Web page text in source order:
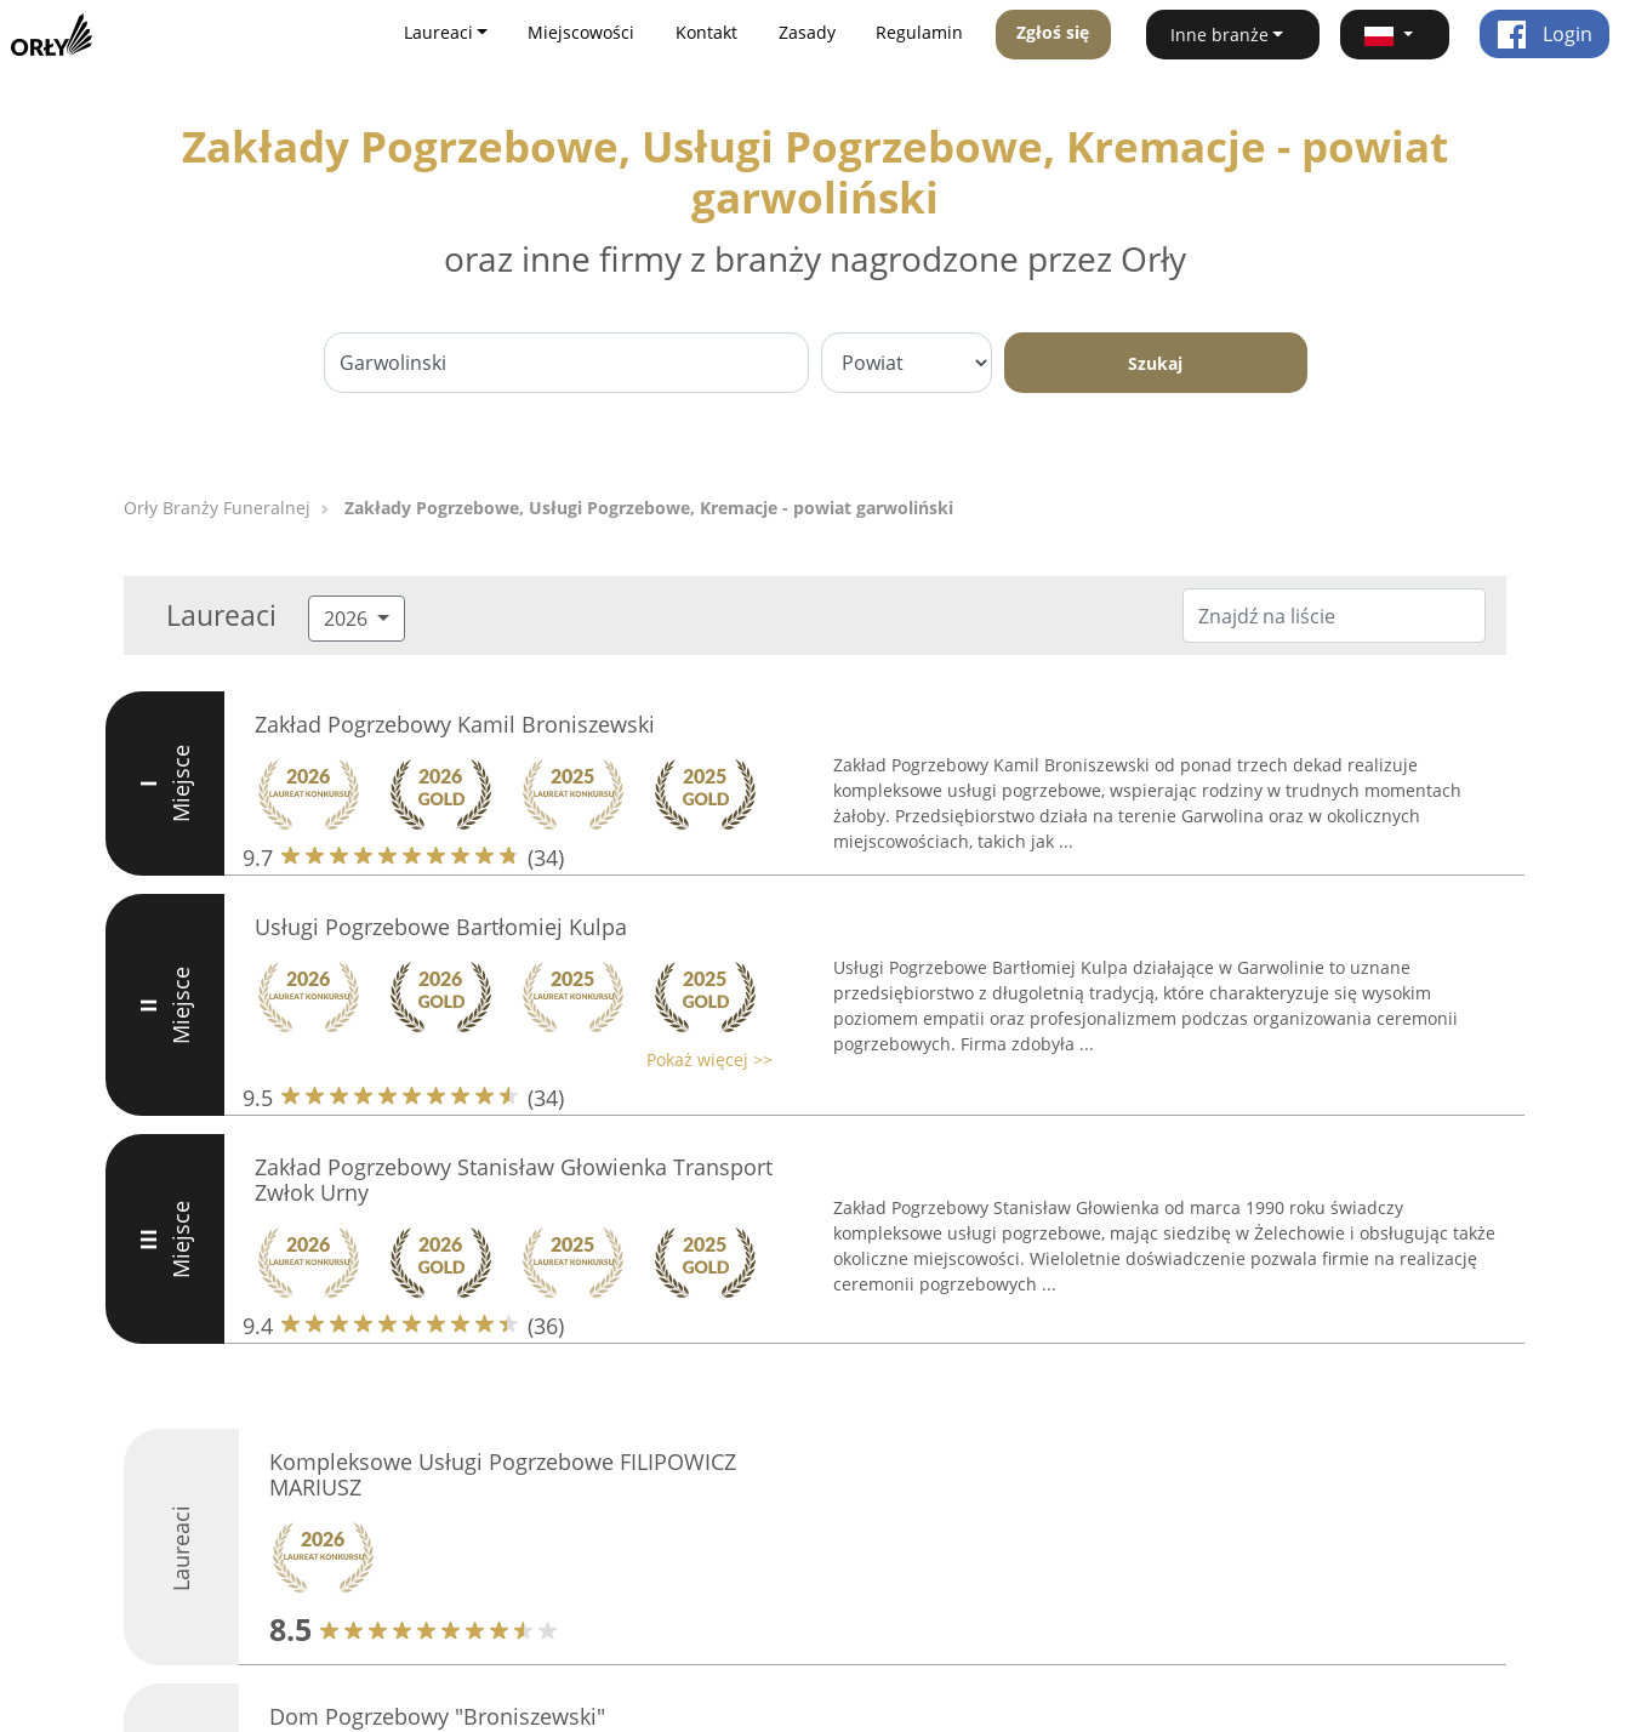
Laureaci Miejscowości Kontakt Zasady Regulamin Zgłoś się Inne branże Login
Zakłady Pogrzebowe, Usługi Pogrzebowe, Kremacje - powiat
garwoliński
oraz inne firmy z branży nagrodzone przez Orły
Szukaj
Orły Branży Funeralnej Zakłady Pogrzebowe, Usługi Pogrzebowe, Kremacje - powiat garwoliński
Laureaci 2026
I Miejsce
Zakład Pogrzebowy Kamil Broniszewski
9.7 (34)
Zakład Pogrzebowy Kamil Broniszewski od ponad trzech dekad realizuje
kompleksowe usługi pogrzebowe, wspierając rodziny w trudnych momentach
żałoby. Przedsiębiorstwo działa na terenie Garwolina oraz w okolicznych
miejscowościach, takich jak ...
II Miejsce
Usługi Pogrzebowe Bartłomiej Kulpa
Pokaż więcej >>
9.5 (34)
Usługi Pogrzebowe Bartłomiej Kulpa działające w Garwolinie to uznane
przedsiębiorstwo z długoletnią tradycją, które charakteryzuje się wysokim
poziomem empatii oraz profesjonalizmem podczas organizowania ceremonii
pogrzebowych. Firma zdobyła ...
III Miejsce
Zakład Pogrzebowy Stanisław Głowienka Transport
Zwłok Urny
9.4 (36)
Zakład Pogrzebowy Stanisław Głowienka od marca 1990 roku świadczy
kompleksowe usługi pogrzebowe, mając siedzibę w Żelechowie i obsługując także
okoliczne miejscowości. Wieloletnie doświadczenie pozwala firmie na realizację
ceremonii pogrzebowych ...
Laureaci
Kompleksowe Usługi Pogrzebowe FILIPOWICZ
MARIUSZ
8.5
Dom Pogrzebowy "Broniszewski"